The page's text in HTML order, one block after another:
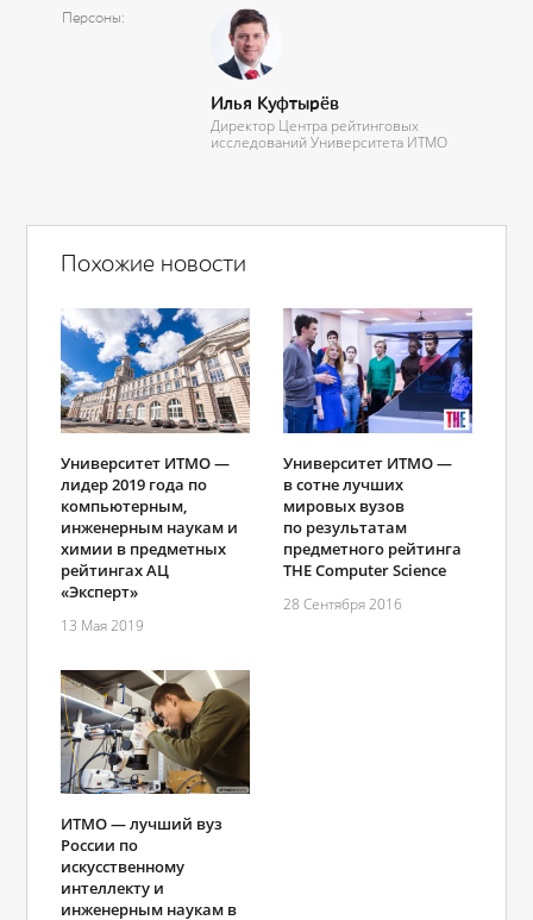
Персоны
Илья Куфтырёв
Директор Центра рейтинговых
исследований Университета ИТМО
Похожие новости
Университет ИТМО —
лидер 2019 года по
компьютерным,
инженерным наукам и
химии в предметных
рейтингах АЦ
«Эксперт»
13 Мая 2019
Университет ИТМО —
в сотне лучших
мировых вузов
по результатам
предметного рейтинга
THE Computer Science
28 Сентября 2016
ИТМО — лучший вуз
России по
искусственному
интеллекту и
инженерным наукам в